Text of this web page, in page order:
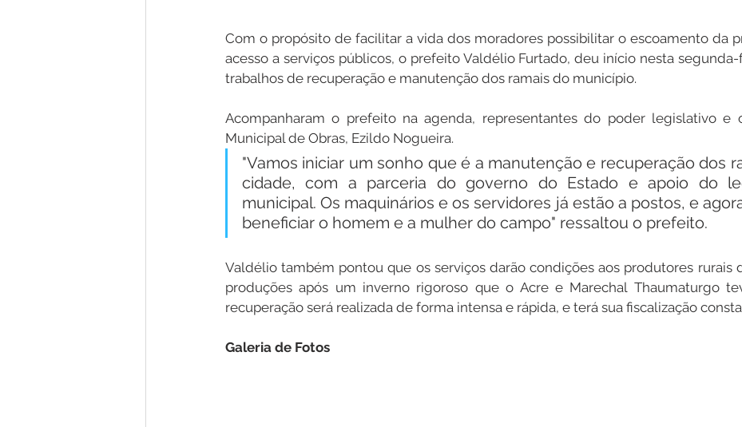
Com o propósito de facilitar a vida dos moradores possibilitar o escoamento da
acesso a serviços públicos, o prefeito Valdélio Furtado, deu início nesta segunda-
trabalhos de recuperação e manutenção dos ramais do município.
Acompanharam o prefeito na agenda, representantes do poder legislativo e
Municipal de Obras, Ezildo Nogueira.
"Vamos iniciar um sonho que é a manutenção e recuperação dos
cidade, com a parceria do governo do Estado e apoio do
municipal. Os maquinários e os servidores já estão a postos, e
beneficiar o homem e a mulher do campo" ressaltou o prefeito.
Valdélio também pontou que os serviços darão condições aos produtores rurais
produções após um inverno rigoroso que o Acre e Marechal Thaumaturgo
recuperação será realizada de forma intensa e rápida, e terá sua fiscalização
Galeria de Fotos